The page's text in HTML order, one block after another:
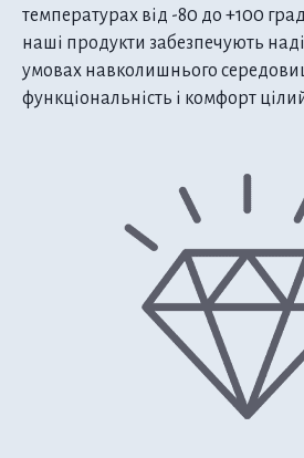
температурах від -80 до +100
наші продукти забезпечують
умовах навколишнього
функціональність і комфорт